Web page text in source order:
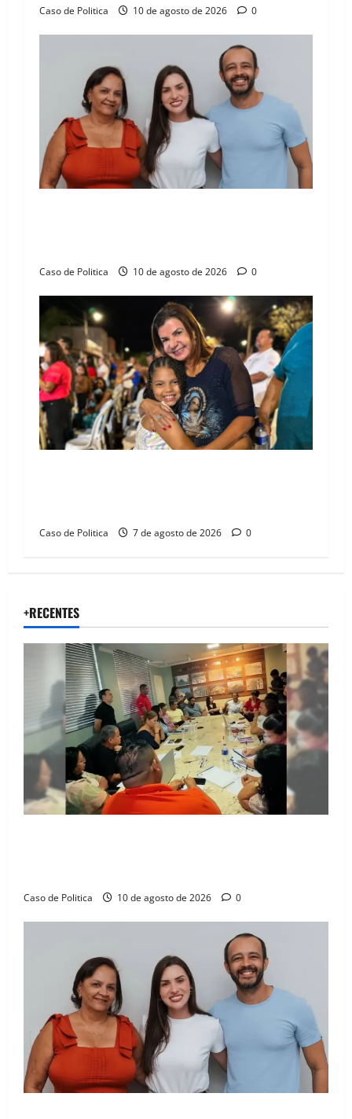
Caso de Politica 10 de agosto de 2026 0
Caso de Politica 10 de agosto de 2026 0
Caso de Politica 7 de agosto de 2026 0
+RECENTES
Caso de Politica 10 de agosto de 2026 0